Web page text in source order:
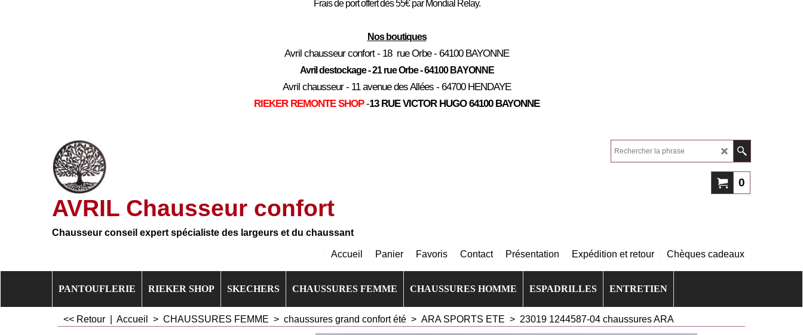
Frais de port offert dès 55€ par Mondial Relay.
Nos boutiques
Avril chausseur confort - 18 rue Orbe - 64100 BAYONNE
Avril destockage - 21 rue Orbe - 64100 BAYONNE
Avril chausseur - 11 avenue des Allées - 64700 HENDAYE
RIEKER REMONTE SHOP -13 RUE VICTOR HUGO 64100 BAYONNE
AVRIL Chausseur confort
Chausseur conseil expert spécialiste des largeurs et du chaussant
0
Accueil Panier Favoris Contact Présentation Expédition et retour Chèques cadeaux
PANTOUFLERIE RIEKER SHOP SKECHERS CHAUSSURES FEMME CHAUSSURES HOMME ESPADRILLES ENTRETIEN
<< Retour Accueil > CHAUSSURES FEMME > chaussures grand confort été > ARA SPORTS ETE > 23019 1244587-04 chaussures ARA